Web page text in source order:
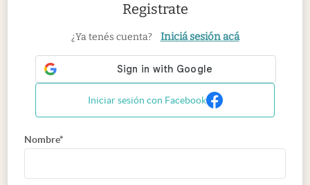
Registrate
¿Ya tenés cuenta? Iniciá sesión acá
Iniciar sesión con Facebook
Nombre*